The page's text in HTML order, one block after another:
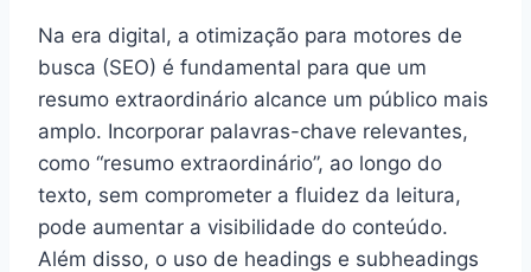
Na era digital, a otimização para motores de
busca (SEO) é fundamental para que um
resumo extraordinário alcance um público mais
amplo. Incorporar palavras-chave relevantes,
como “resumo extraordinário”, ao longo do
texto, sem comprometer a fluidez da leitura,
pode aumentar a visibilidade do conteúdo.
Além disso, o uso de headings e subheadings